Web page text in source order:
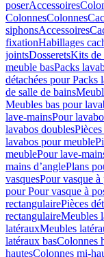
poserAccessoires
ColonnesColonnes
siphonsAccessoires
fixationHabillages
jointsDosseretsKits de
meuble basPacks
détachées pour Packs
de salle de bains
Meubles bas pour
lave-mainsPour
lavabos doubles
lavabos pour meuble
meublePour lave-
mains d’anglePlans
vasquesPour vasque
pour Pour vasque à
rectangulairePièces
rectangulaireMeubles
latérauxMeubles
latéraux basColonnes
hautesColonnes mi-